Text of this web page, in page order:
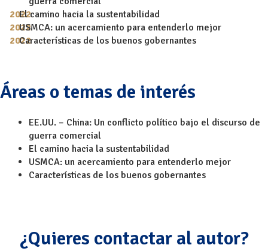
El camino hacia la sustentabilidad
USMCA: un acercamiento para entenderlo mejor
Características de los buenos gobernantes
Áreas o temas de interés
EE.UU. – China: Un conflicto político bajo el discurso de
guerra comercial
El camino hacia la sustentabilidad
USMCA: un acercamiento para entenderlo mejor
Características de los buenos gobernantes
¿Quieres contactar al autor?